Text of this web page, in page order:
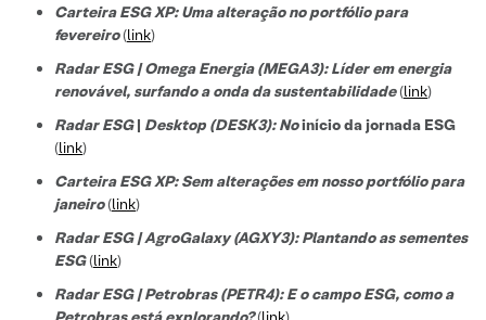
Carteira ESG XP: Uma alteração no portfólio para
fevereiro(link)
Radar ESG | Omega Energia (MEGA3): Líder em energia
renovável, surfando a onda da sustentabilidade(link)
Radar ESG| Desktop (DESK3): Noinício da jornada ESG
(link)
Carteira ESG XP: Sem alterações em nosso portfólio para
janeiro(link)
Radar ESG | AgroGalaxy (AGXY3): Plantando as sementes
ESG(link)
Radar ESG | Petrobras (PETR4): E o campo ESG, como a